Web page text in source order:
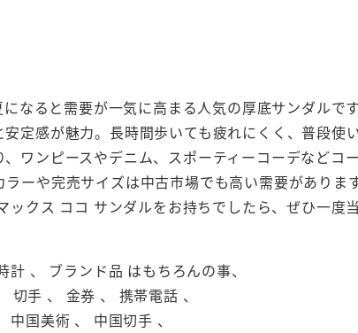
なると需要が一気に高まる人気の厚底サンダルで
定感が魅力。長時間歩いても疲れにくく、普段
ワンピースやデニム、スポーティーコーデなど
ーや完売サイズは中古市場でも高い需要があり
クス ココ サンダルをお持ちでしたら、ぜひ一
、 ブランド品 はもちろんの事、
手 、 金券 、 携帯電話 、
国美術 、 中国切手 、